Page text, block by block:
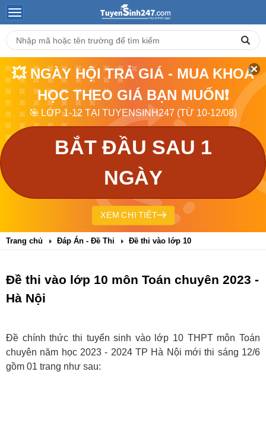
💥 NGÀY HỘI TRẢ GIÁ - MUA KHOÁ
HỌC THEO GIÁ BẠN MUỐN❗
🎯 LỚP 1-12 TẠI TUYENSINH247 (TỪ 10-12/08)
BẮT ĐẦU SAU 1
NGÀY
XEM CHI TIẾT
Trang chủ Đáp Án - Đề Thi Đề thi vào lớp 10
Đề thi vào lớp 10 môn Toán chuyên 2023 -
Hà Nội
Đề chính thức thi tuyển sinh vào lớp 10 THPT môn Toán
chuyên năm học 2023 - 2024 TP Hà Nội mới thi sáng 12/6
gồm 01 trang như sau: